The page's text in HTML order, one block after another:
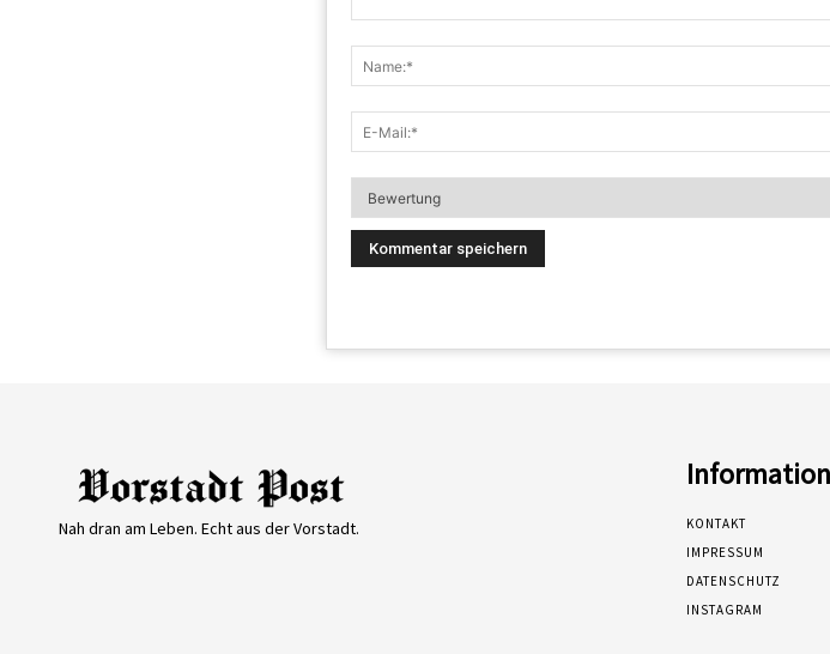
Nah dran am Leben. Echt aus der Vorstadt.
Information
KONTAKT
IMPRESSUM
DATENSCHUTZ
INSTAGRAM